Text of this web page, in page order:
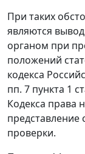
При таких
являются
органом при
положений
кодекса
пп. 7 пункта 1
Кодекса права
представление
проверки.